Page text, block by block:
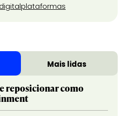
plataformas
Mais lidas
reposicionar como